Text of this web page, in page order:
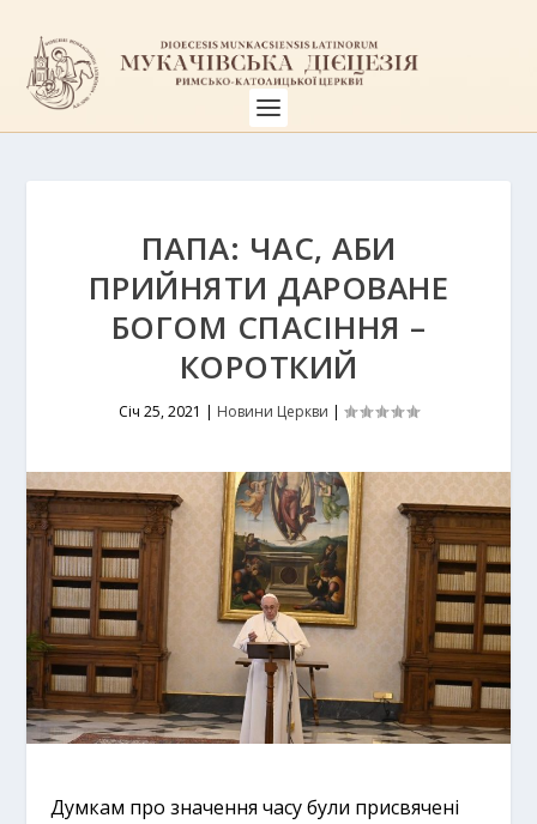
ПАПА: ЧАС, АБИ
ПРИЙНЯТИ ДАРОВАНЕ
БОГОМ СПАСІННЯ –
КОРОТКИЙ
Січ 25, 2021 | Новини Церкви |
Думкам про значення часу були присвячені